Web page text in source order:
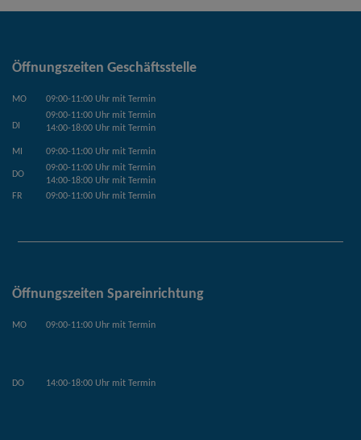
Öffnungszeiten Geschäftsstelle
MO 09:00-11:00 Uhr mit Termin
DI
09:00-11:00 Uhr mit Termin
14:00-18:00 Uhr mit Termin
MI 09:00-11:00 Uhr mit Termin
DO
09:00-11:00 Uhr mit Termin
14:00-18:00 Uhr mit Termin
FR
09:00-11:00 Uhr mit Termin
Öffnungszeiten Spareinrichtung
MO 09:00-11:00 Uhr mit Termin
DO 14:00-18:00 Uhr mit Termin